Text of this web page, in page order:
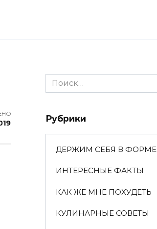
Search
for:
Рубрики
ДЕРЖИМ СЕБЯ В ФОРМЕ
ИНТЕРЕСНЫЕ ФАКТЫ
КАК ЖЕ МНЕ ПОХУДЕТЬ
КУЛИНАРНЫЕ СОВЕТЫ